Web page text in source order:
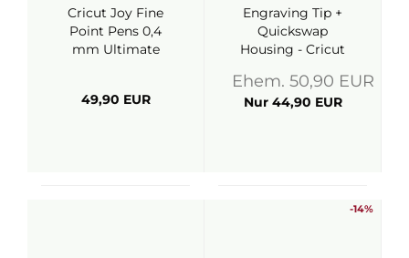
Cricut Joy Fine
Point Pens 0,4
mm Ultimate
49,90 EUR
Engraving Tip +
Quickswap
Housing - Cricut
Ehem. 50,90 EUR
Nur 44,90 EUR
-14%